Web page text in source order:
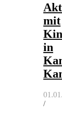
mit
in
/